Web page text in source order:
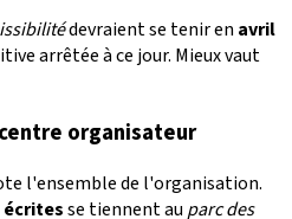
devraient se tenir en avril
arrêtée à ce jour. Mieux vaut
organisateur
l'ensemble de l'organisation.
écritesse tiennent au parc des